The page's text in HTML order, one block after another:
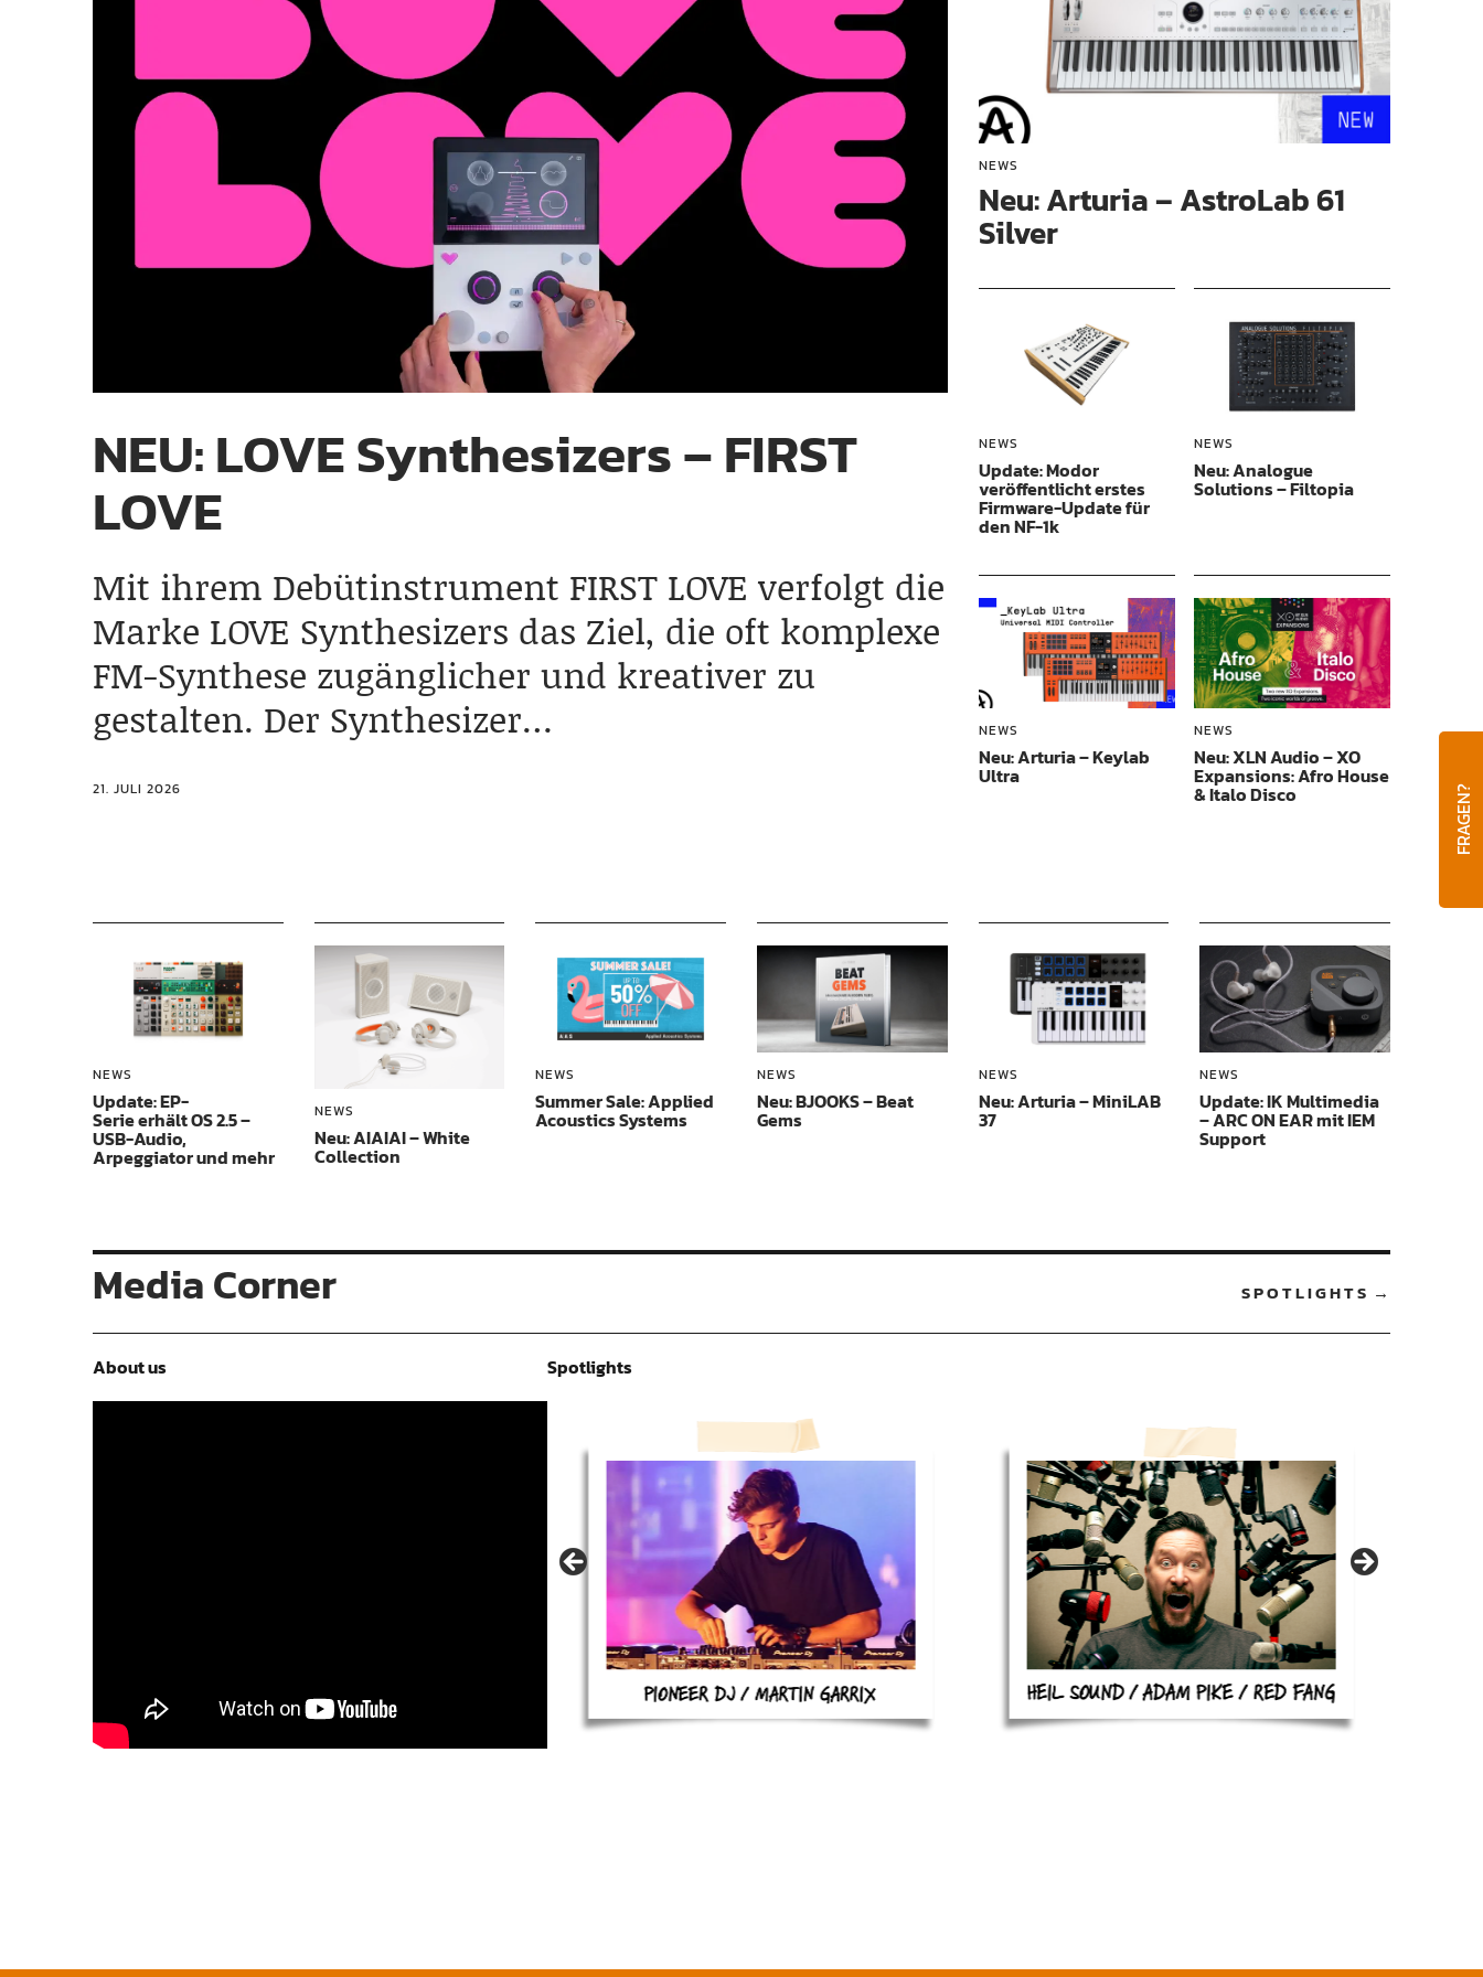
FRAGEN?
NEU: LOVE Synthesizers – FIRST
LOVE
Mit ihrem Debütinstrument FIRST LOVE verfolgt die
Marke LOVE Synthesizers das Ziel, die oft komplexe
FM-Synthese zugänglicher und kreativer zu
gestalten. Der Synthesizer…
21. JULI 2026
NEWS
Neu: Arturia – AstroLab 61
Silver
NEWS
Update: Modor
veröffentlicht erstes
Firmware-Update für
den NF-1k
NEWS
Neu: Analogue
Solutions – Filtopia
NEWS
Neu: Arturia – Keylab
Ultra
NEWS
Neu: XLN Audio – XO
Expansions: Afro House
& Italo Disco
NEWS
Update: EP-
Serie erhält OS 2.5 –
USB-Audio,
Arpeggiator und mehr
NEWS
Neu: AIAIAI – White
Collection
NEWS
Summer Sale: Applied
Acoustics Systems
NEWS
Neu: BJOOKS – Beat
Gems
NEWS
Neu: Arturia – MiniLAB
37
NEWS
Update: IK Multimedia
– ARC ON EAR mit IEM
Support
Media Corner SPOTLIGHTS
About us Spotlights